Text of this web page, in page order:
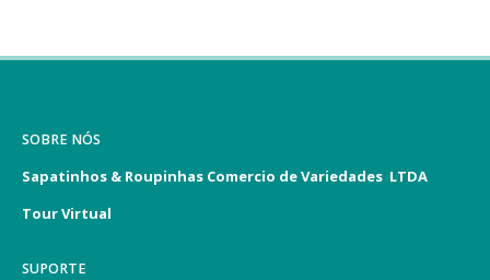
SOBRE NÓS
Sapatinhos & Roupinhas Comercio de Variedades LTDA
Tour Virtual
SUPORTE